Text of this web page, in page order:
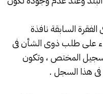
الفقرة السابقة نافذة
على طلب ذوى الشأن فى
المختص ، وتكون
هذا السجل .